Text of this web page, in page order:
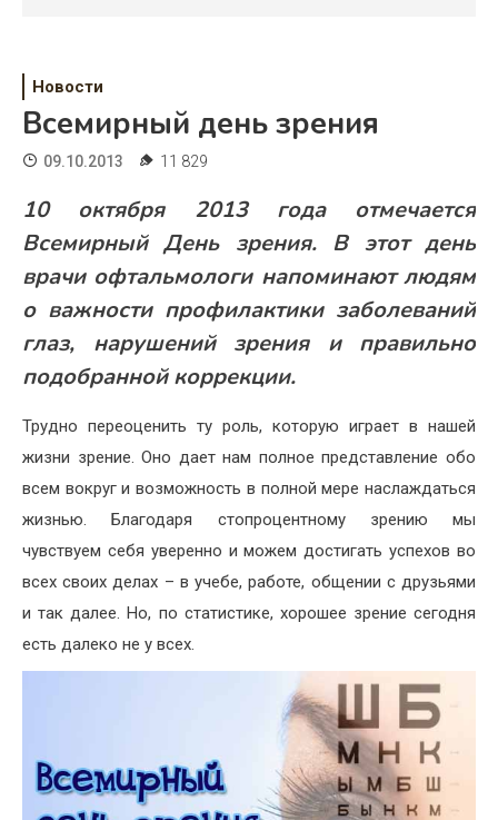
Дом
Жизнь
Хобби
Красота
Недвижимость
Новости
Всемирный день зрения
09.10.2013 11 829
10 октября 2013 года отмечается
Всемирный День зрения. В этот день
врачи офтальмологи напоминают людям
о важности профилактики заболеваний
глаз, нарушений зрения и правильно
подобранной коррекции.
Трудно переоценить ту роль, которую играет в нашей
жизни зрение. Оно дает нам полное представление обо
всем вокруг и возможность в полной мере наслаждаться
жизнью. Благодаря стопроцентному зрению мы
чувствуем себя уверенно и можем достигать успехов во
всех своих делах – в учебе, работе, общении с друзьями
и так далее. Но, по статистике, хорошее зрение сегодня
есть далеко не у всех.